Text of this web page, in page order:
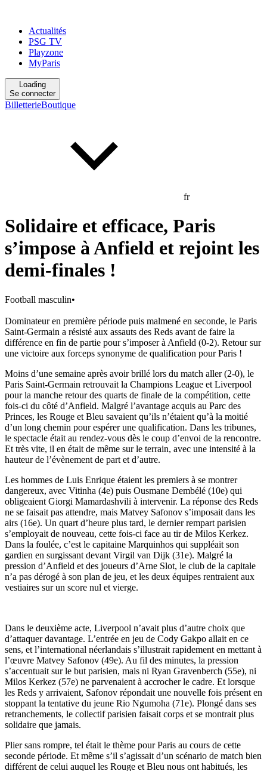
Actualités
PSG TV
Playzone
MyParis
Loading
Se connecter
BilletterieBoutique
fr
Solidaire et efficace, Paris
s’impose à Anfield et rejoint les
demi-finales !
Football masculin•
Dominateur en première période puis malmené en seconde, le Paris
Saint-Germain a résisté aux assauts des Reds avant de faire la
différence en fin de partie pour s’imposer à Anfield (0-2). Retour sur
une victoire aux forceps synonyme de qualification pour Paris !
Moins d’une semaine après avoir brillé lors du match aller (2-0), le
Paris Saint-Germain retrouvait la Champions League et Liverpool
pour la manche retour des quarts de finale de la compétition, cette
fois-ci du côté d’Anfield. Malgré l’avantage acquis au Parc des
Princes, les Rouge et Bleu savaient qu’ils n’étaient qu’à la moitié
d’un long chemin pour espérer une qualification. Dans les tribunes,
le spectacle était au rendez-vous dès le coup d’envoi de la rencontre.
Et très vite, il en était de même sur le terrain, avec une intensité à la
hauteur de l’évènement de part et d’autre.
Les hommes de Luis Enrique étaient les premiers à se montrer
dangereux, avec Vitinha (4e) puis Ousmane Dembélé (10e) qui
obligeaient Giorgi Mamardashvili à intervenir. La réponse des Reds
ne se faisait pas attendre, mais Matvey Safonov s’imposait dans les
airs (16e). Un quart d’heure plus tard, le dernier rempart parisien
s’employait de nouveau, cette fois-ci face au tir de Milos Kerkez.
Dans la foulée, c’est le capitaine Marquinhos qui suppléait son
gardien en surgissant devant Virgil van Dijk (31e). Malgré la
pression d’Anfield et des joueurs d’Arne Slot, le club de la capitale
n’a pas dérogé à son plan de jeu, et les deux équipes rentraient aux
vestiaires sur un score nul et vierge.
Dans le deuxième acte, Liverpool n’avait plus d’autre choix que
d’attaquer davantage. L’entrée en jeu de Cody Gakpo allait en ce
sens, et l’international néerlandais s’illustrait rapidement en mettant à
l’œuvre Matvey Safonov (49e). Au fil des minutes, la pression
s’accentuait sur le but parisien, mais ni Ryan Gravenberch (55e), ni
Milos Kerkez (57e) ne parvenaient à accrocher le cadre. Et lorsque
les Reds y arrivaient, Safonov répondait une nouvelle fois présent en
stoppant la tentative du jeune Rio Ngumoha (71e). Plongé dans ses
retranchements, le collectif parisien faisait corps et se montrait plus
solidaire que jamais.
Plier sans rompre, tel était le thème pour Paris au cours de cette
seconde période. Et même s’il s’agissait d’un scénario de match bien
différent de celui auquel les Rouge et Bleu nous ont habitués, les